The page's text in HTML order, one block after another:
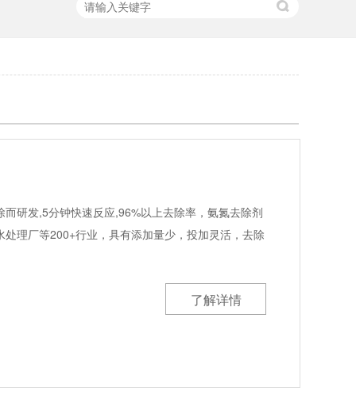
研发,5分钟快速反应,96%以上去除率，氨氮去除剂
理厂等200+行业，具有添加量少，投加灵活，去除
了解详情